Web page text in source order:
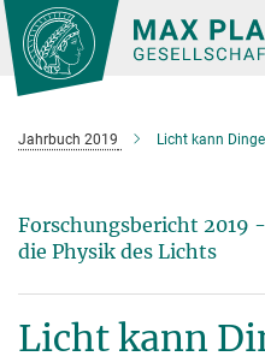
Hauptinhalt
Jahrbuch 2019 Licht kann
Forschungsbericht
die Physik des Lichts
Licht kann